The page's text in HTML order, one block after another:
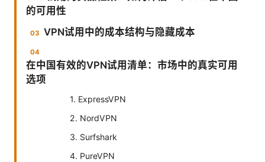
的可用性
VPN试用中的成本结构与隐藏成本
在中国有效的VPN试用清单：市场中的真实可用
选项
1. ExpressVPN
2. NordVPN
3. Surfshark
4. PureVPN